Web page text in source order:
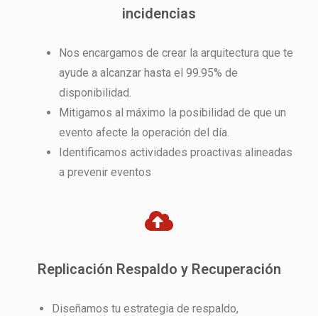
incidencias
Nos encargamos de crear la arquitectura que te
ayude a alcanzar hasta el 99.95% de
disponibilidad.
Mitigamos al máximo la posibilidad de que un
evento afecte la operación del día.
Identificamos actividades proactivas alineadas
a prevenir eventos
Replicación Respaldo y Recuperación
Diseñamos tu estrategia de respaldo,